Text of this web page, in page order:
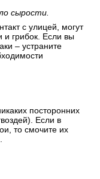
сырости.
с улицей, могут
и грибок. Если вы
– устраните
посторонних
Если в
то смочите их